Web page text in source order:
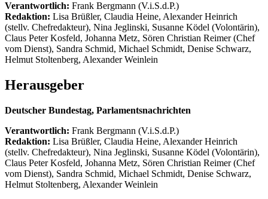
Verantwortlich: Frank Bergmann (V.i.S.d.P.)
Redaktion: Lisa Brüßler, Claudia Heine, Alexander Heinrich
(stellv. Chefredakteur), Nina Jeglinski, Susanne Ködel (Volontärin),
Claus Peter Kosfeld, Johanna Metz, Sören Christian Reimer (Chef
vom Dienst), Sandra Schmid, Michael Schmidt, Denise Schwarz,
Helmut Stoltenberg, Alexander Weinlein
Herausgeber
Deutscher Bundestag, Parlamentsnachrichten
Verantwortlich: Frank Bergmann (V.i.S.d.P.)
Redaktion: Lisa Brüßler, Claudia Heine, Alexander Heinrich
(stellv. Chefredakteur), Nina Jeglinski, Susanne Ködel (Volontärin),
Claus Peter Kosfeld, Johanna Metz, Sören Christian Reimer (Chef
vom Dienst), Sandra Schmid, Michael Schmidt, Denise Schwarz,
Helmut Stoltenberg, Alexander Weinlein